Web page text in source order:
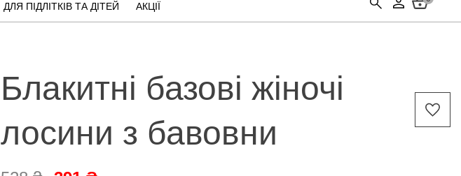
ДЛЯ ПІДЛІТКІВ ТА ДІТЕЙ АКЦІЇ
Блакитні базові жіночі
лосини з бавовни